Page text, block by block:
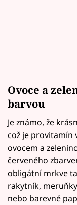
Ovoce a
barvou
Je známo, že
což je provitamín
ovocem a
červeného
obligátní mrkve
rakytník,
nebo barevné